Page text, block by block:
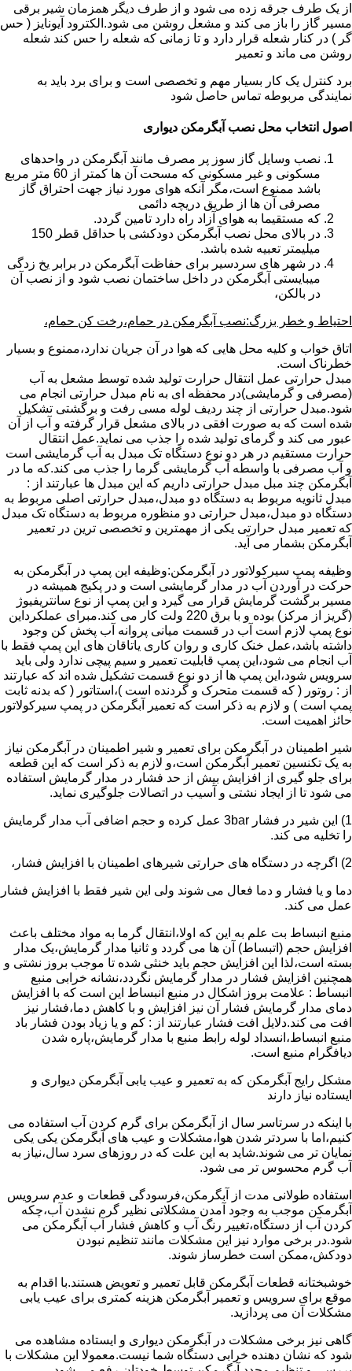
از یک طرف جرقه زده می شود و از طرف دیگر همزمان شیر برقی
مسیر گاز را باز می کند و مشعل روشن می شود.الکترود آیونایز ( حس
گر ) در کنار شعله قرار دارد و تا زمانی که شعله را حس کند شعله
روشن می ماند و تعمیر
برد کنترل یک کار بسیار مهم و تخصصی است و برای برد باید به
نمایندگی مربوطه تماس حاصل شود
اصول انتخاب محل نصب آبگرمکن دیواری
نصب وسایل گاز سوز پر مصرف مانند آبگرمکن در واحدهای
مسکونی و غیر مسکونی که مسحت آن ها کمتر از 60 متر مربع
باشد ممنوع است،مگر آنکه هوای مورد نیاز جهت احتراق گاز
مصرفی آن ها از طریق دریچه دائمی
که مستقیما به هوای آزاد راه دارد تامین گردد.
در بالای محل نصب آبگرمکن دودکشی با حداقل قطر 150
میلیمتر تعبیه شده باشد.
در شهر های سردسیر برای حفاظت آبگرمکن در برابر یخ زدگی
میبایستی آبگرمکن در داخل ساختمان نصب شود و از نصب آن
در بالکن،
احتیاط و خطر بزرگ:نصب آبگرمکن در حمام،رخت کن حمام،
اتاق خواب و کلیه محل هایی که هوا در آن جریان ندارد،ممنوع و بسیار
خطرناک است.
مبدل حرارتی عمل انتقال حرارت تولید شده توسط مشعل به آب
(مصرفی و گرمایشی)در محفظه ای به نام مبدل حرارتی انجام می
شود.مبدل حرارتی از چند ردیف لوله مسی رفت و برگشتی تشکیل
شده است که به صورت افقی در بالای مشعل قرار گرفته و آب از آن
عبور می کند و گرمای تولید شده را جذب می نماید.عمل انتقال
حرارت مستقیم در هر دو نوع دستگاه تک مبدل به آب گرمایشی است
و آب مصرفی با واسطه آب گرمایشی گرما را جذب می کند.که ما در
آبگرمکن چند مبل مبدل حرارتی داریم که این مبدل ها عبارتند از :
مبدل ثانویه مربوط به دستگاه دو مبدل،مبدل حرارتی اصلی مربوط به
دستگاه دو مبدل،مبدل حرارتی دو منظوره مربوط به دستگاه تک مبدل
که تعمیر مبدل حرارتی یکی از مهمترین و تخصصی ترین در تعمیر
آبگرمکن بشمار می آید.
وظیفه پمپ سیرکولاتور در آبگرمکن:وظیفه این پمپ در آبگرمکن به
حرکت در آوردن آب در مدار گرمایشی است و در پکیج همیشه در
مسیر برگشت گرمایش قرار می گیرد و این پمپ از نوع سانتریفیوژ
(گریز از مرکز) بوده و با برق 220 ولت کار می کند.مبرای عملکرداین
نوع پمپ لازم است آب در قسمت میانی پروانه آب پخش کن وجود
داشته باشد،عمل خنک کاری و روان کاری یاتاقان های این پمپ فقط با
آب انجام می شود،این پمپ قابلیت تعمیر و سیم پیچی ندارد ولی باید
سرویس شود،این پمپ ها از دو نوع قسمت تشکیل شده اند که عبارتند
از : روتور ( که قسمت متحرک و گردنده است )،استاتور ( که بدنه ثابت
پمپ است ) و لازم به ذکر است که تعمیر آبگرمکن در پمپ سیرکولاتور
حائز اهمیت است.
شیر اطمینان در آبگرمکن برای تعمیر و شیر اطمینان در آبگرمکن نیاز
به یک تکنسین تعمیر آبگرمکن است،و لازم به ذکر است که این قطعه
برای جلو گیری از افزایش بیش از حد فشار در مدار گرمایش استفاده
می شود تا از ایجاد نشتی و آسیب در اتصالات جلوگیری نماید.
1) این شیر در فشار 3bar عمل کرده و حجم اضافی آب مدار گرمایش
را تخلیه می کند.
2) اگرچه در دستگاه های حرارتی شیرهای اطمینان با افزایش فشار،
دما و یا فشار و دما فعال می شوند ولی این شیر فقط با افزایش فشار
عمل می کند.
منبع انبساط بت علم به این که اولا،انتقال گرما به مواد مختلف باعث
افزایش حجم (اتبساط) آن ها می گردد و ثانیا مدار گرمایش،یک مدار
بسته است،لذا این افزایش حجم باید خنثی شده تا موجب بروز نشتی و
همچنین افزایش فشار در مدار گرمایش نگردد،نشانه خرابی منبع
انبساط : علامت بروز اشکال در منبع انبساط این است که با افزایش
دمای مدار گرمایش فشار آن نیز افزایش و با کاهش دما،فشار نیز
افت می کند.دلایل افت فشار عبارتند از : کم و یا زیاد بودن فشار باد
منبع انبساط،انسداد لوله رابط منبع با مدار گرمایش،پاره شدن
دیافگرام منبع است.
مشکل رایج آبگرمکن که به تعمیر و عیب یابی آبگرمکن دیواری و
ایستاده نیاز دارند
با اینکه در سرتاسر سال از آبگرمکن برای گرم کردن آب استفاده می
کنیم،اما با سردتر شدن هوا،مشکلات و عیب های آبگرمکن یکی یکی
نمایان تر می شوند.شاید به این علت که در روزهای سرد سال،نیاز به
آب گرم محسوس تر می شود.
استفاده طولانی مدت از آبگرمکن،فرسودگی قطعات و عدم سرویس
آبگرمکن موجب به وجود آمدن مشکلاتی نظیر گرم نشدن آب،چکه
کردن آب از دستگاه،تغییر رنگ آب و کاهش فشار آب آبگرمکن می
شود.در برخی موارد نیز این مشکلات مانند تنظیم نبودن
دودکش،ممکن است خطرساز شوند.
خوشبختانه قطعات آبگرمکن قابل تعمیر و تعویض هستند.با اقدام به
موقع برای سرویس و تعمیر آبگرمکن هزینه کمتری برای عیب یابی
مشکلات آن می پردازید.
گاهی نیز برخی مشکلات در آبگرمکن دیواری و ایستاده مشاهده می
شود که نشان دهنده خرابی دستگاه شما نیست.معمولا این مشکلات با